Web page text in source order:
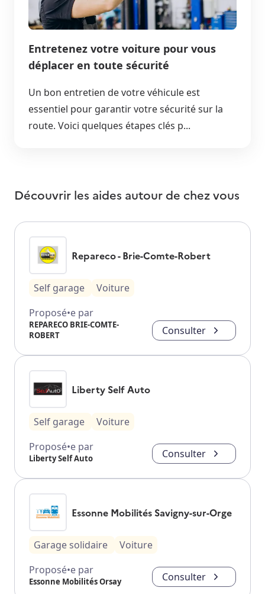
Entretenez votre voiture pour vous
déplacer en toute sécurité
Un bon entretien de votre véhicule est
essentiel pour garantir votre sécurité sur la
route. Voici quelques étapes clés p...
Découvrir les aides autour de chez vous
Repareco - Brie-Comte-Robert
Self garage
Voiture
Proposé•e par
REPARECO BRIE-COMTE-
ROBERT
Consulter
Liberty Self Auto
Self garage
Voiture
Proposé•e par
Liberty Self Auto Consulter
Essonne Mobilités Savigny-sur-Orge
Garage solidaire
Voiture
Proposé•e par
Essonne Mobilités Orsay Consulter